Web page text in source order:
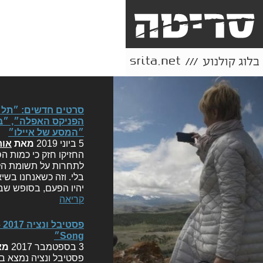
״המסע של איילו״
5 ביוני 2019
מאת
החזיקו חזק כי
לתחרות על תשומת
בלי. וזה כשאנחנו
יהיו הפעם, בסופש
קריאה
Song״
3 בספטמבר 2017
פסטיבל ונציה נמצא